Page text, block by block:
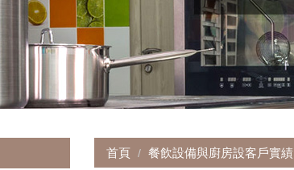
首頁 餐飲設備與廚房設客戶實績